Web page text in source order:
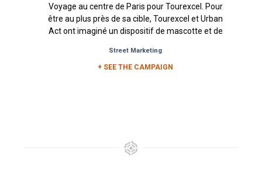
Voyage au centre de Paris pour Tourexcel. Pour
être au plus près de sa cible, Tourexcel et Urban
Act ont imaginé un dispositif de mascotte et de
Street Marketing
+ SEE THE CAMPAIGN